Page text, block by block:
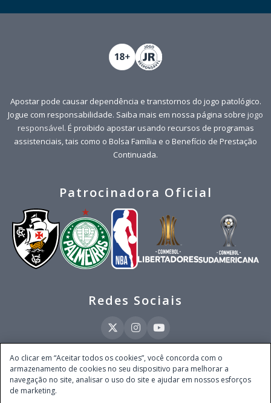
Apostar pode causar dependência e transtornos do jogo patológico.
Jogue com responsabilidade. Saiba mais em nossa página sobre jogo
responsável. É proibido apostar usando recursos de programas
assistenciais, tais como o Bolsa Família e o Benefício de Prestação
Continuada.
Patrocinadora Oficial
Redes Sociais
Este site é operado pela Ventmear Brasil LTDA (CNPJ 52.868.380/0001-84), com
endereço na Avenida Brigadeiro Faria Lima, nº 4.055, 3º andar, Itaim Bibi, no
Município de São Paulo, Estado de São Paulo, CEP 04538-133, Brasil - empresa
Ao clicar em “Aceitar todos os cookies”, você concorda com o
armazenamento de cookies no seu dispositivo para melhorar a
navegação no site, analisar o uso do site e ajudar em nossos esforços
de marketing.